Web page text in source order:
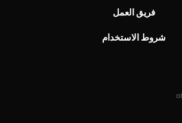
فريق العمل
شروط الاستخدام